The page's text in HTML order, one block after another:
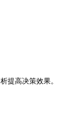
提高决策效果。